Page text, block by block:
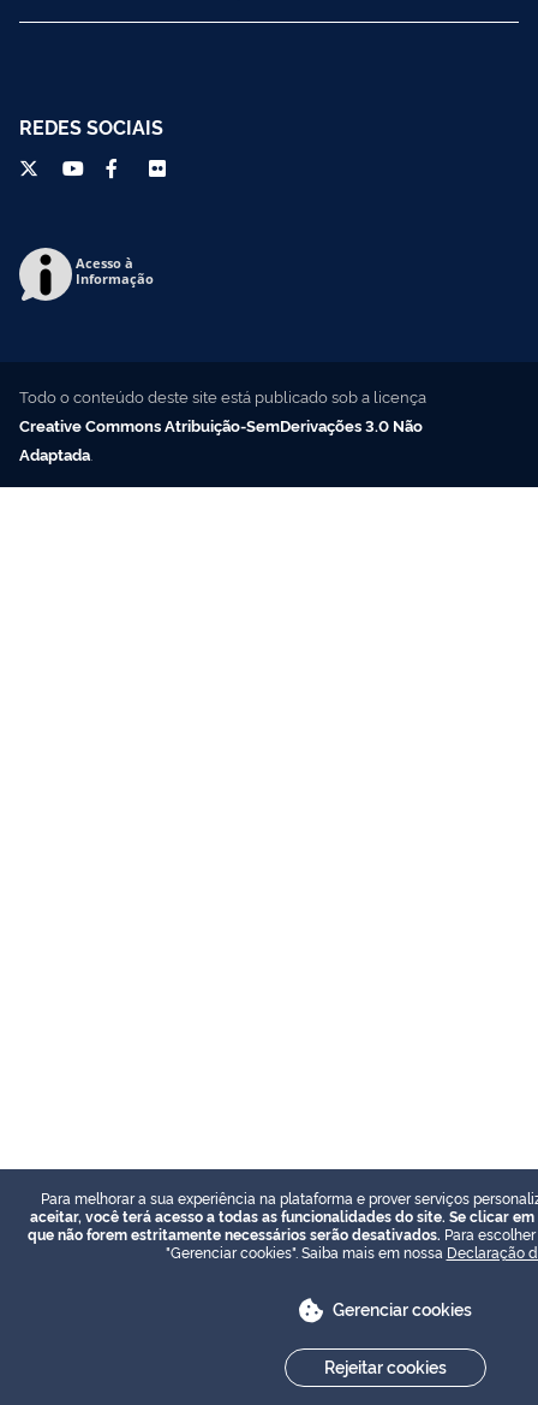
REDES SOCIAIS
Acesso à
Informação
Todo o conteúdo deste site está publicado sob a licença
Creative Commons Atribuição-SemDerivações 3.0 Não
Adaptada
Para melhorar a sua experiência na plataforma e prover serviços
aceitar, você terá acesso a todas as funcionalidades do site. Se clicar
que não forem estritamente necessários serão desativados. Para
"Gerenciar cookies". Saiba mais em nossa Declaração
Gerenciar cookies
Rejeitar cookies